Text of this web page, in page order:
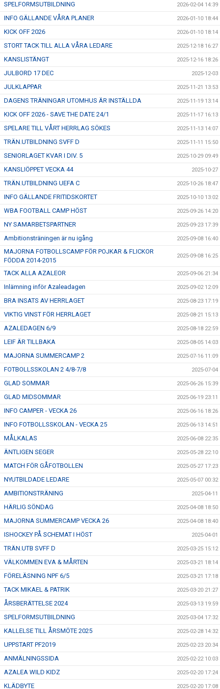
SPELFORMSUTBILDNING 2026-02-04 14:39
INFO GÄLLANDE VÅRA PLANER 2026-01-10 18:44
KICK OFF 2026 2026-01-10 18:14
STORT TACK TILL ALLA VÅRA LEDARE 2025-12-18 16:27
KANSLISTÄNGT 2025-12-16 18:26
JULBORD 17 DEC 2025-12-03
JULKLAPPAR 2025-11-21 13:53
DAGENS TRÄNINGAR UTOMHUS ÄR INSTÄLLDA 2025-11-19 13:14
KICK OFF 2026 - SAVE THE DATE 24/1 2025-11-17 16:13
SPELARE TILL VÅRT HERRLAG SÖKES 2025-11-13 14:07
TRÄN.UTBILDNING SVFF D 2025-11-11 15:50
SENIORLAGET KVAR I DIV. 5 2025-10-29 09:49
KANSLIÖPPET VECKA 44 2025-10-27
TRÄN.UTBILDNING UEFA C 2025-10-26 18:47
INFO GÄLLANDE FRITIDSKORTET 2025-10-10 13:02
WBA FOOTBALL CAMP HÖST 2025-09-26 14:20
NY SAMARBETSPARTNER 2025-09-23 17:39
Ambitionsträningen är nu igång 2025-09-08 16:40
MAJORNA FOTBOLLSCAMP FÖR POJKAR & FLICKOR
FÖDDA 2014-2015
2025-09-08 16:25
TACK ALLA AZALEOR 2025-09-06 21:34
Inlämning inför Azaleadagen 2025-09-02 12:09
BRA INSATS AV HERRLAGET 2025-08-23 17:19
VIKTIG VINST FÖR HERRLAGET 2025-08-21 15:13
AZALEDAGEN 6/9 2025-08-18 22:59
LEIF ÄR TILLBAKA 2025-08-05 14:03
MAJORNA SUMMERCAMP 2 2025-07-16 11:09
FOTBOLLSSKOLAN 2 4/8-7/8 2025-07-04
GLAD SOMMAR 2025-06-26 15:39
GLAD MIDSOMMAR 2025-06-19 23:11
INFO CAMPER - VECKA 26 2025-06-16 18:26
INFO FOTBOLLSSKOLAN - VECKA 25 2025-06-13 14:51
MÅLKALAS 2025-06-08 22:35
ÄNTLIGEN SEGER 2025-05-28 22:10
MATCH FÖR GÅFOTBOLLEN 2025-05-27 17:23
NYUTBILDADE LEDARE 2025-05-07 00:32
AMBITIONSTRÄNING 2025-04-11
HÄRLIG SÖNDAG 2025-04-08 18:50
MAJORNA SUMMERCAMP VECKA 26 2025-04-08 18:40
ISHOCKEY PÅ SCHEMAT I HÖST 2025-04-01
TRÄN.UTB SVFF D 2025-03-25 15:12
VÄLKOMMEN EVA & MÅRTEN 2025-03-21 18:14
FÖRELÄSNING NPF 6/5 2025-03-21 17:18
TACK MIKAEL & PATRIK 2025-03-20 21:27
ÅRSBERÄTTELSE 2024 2025-03-13 19:59
SPELFORMSUTBILDNING 2025-03-04 17:32
KALLELSE TILL ÅRSMÖTE 2025 2025-02-28 14:32
UPPSTART PF2019 2025-02-23 20:34
ANMÄLNINGSSIDA 2025-02-22 10:03
AZALEA WILD KIDZ 2025-02-20 17:24
KLÄDBYTE 2025-02-20 17:08